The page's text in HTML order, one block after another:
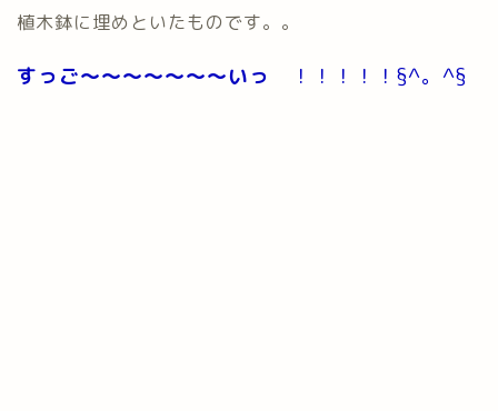
植木鉢に埋めといたものです。。
すっご～～～～～～～いっ ！！！！！§^。^§